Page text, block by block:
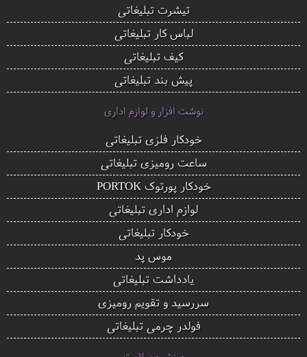
تیشرت تبلیغاتی
لباس کار تبلیغاتی
کیف تبلیغاتی
پیش بند تبلیغاتی
نوشت افزار و لوازم اداری
خودکار فلزی تبلیغاتی
ساعت رومیزی تبلیغاتی
خودکار پورتوک PORTOK
لوازم اداری تبلیغاتی
خودکار تبلیغاتی
موس پد
یادداشت تبلیغاتی
سررسید و تقویم رومیزی
فولدر چرمی تبلیغاتی